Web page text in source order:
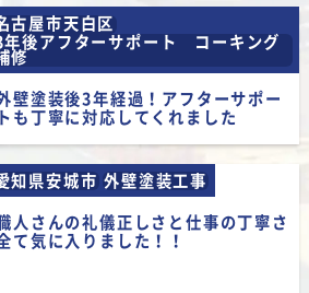
てくれましたが、とても
で、すぐ決めちゃいまし
いつも笑顔で対応してい
のわがままも聞いていた
に大満足です！
ございました！！
ッセージ】
古屋市天白区
年後アフターサポート コーキング
修
壁塗装後3年経過！アフターサポー
トも丁寧に対応してくれました
知県安城市 外壁塗装工事
人さんの礼儀正しさと仕事の丁寧さ
て気に入りました！！